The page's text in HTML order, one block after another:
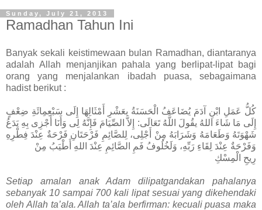
Sunday, July 21, 2013
Ramadhan Tahun Ini
Banyak sekali keistimewaan bulan Ramadhan, diantaranya
adalah Allah menjanjikan pahala yang berlipat-lipat bagi
orang yang menjalankan ibadah puasa, sebagaimana
hadist berikut :
كُلُّ عَمَلِ ابْنِ آدَمَ يُضَاعَفُ الْحَسَنَةُ بعَشْرِ أَمْثَالِهَا إِلَى سَبْعِمِائَةِ ضِعْفٍ
إِلَى مَا شَاءَ اللهُ يقُولَ اللَّهُ تَعَالَى: إِلاَّ الصِّيَامَ فَإِنَّهُ لِى وَأَنَا أَجْزِى بِهِ يَدَعُ
شَهْوَتَهُ وَطَعَامَهُ وَشَرَابَهُ مِنْ أَجْلِى، لِلصَّائِمِ فَرْحَتَانِ فَرْحَةٌ عِنْدَ فِطْرِهِ
وَفَرْحَةٌ عِنْدَ لِقَاءِ رَبِّهِ، وَلَخُلُوفُ فَمِ الصَّائِمِ عِنْدَ اللهِ أَطْيَبُ مِنْ
رِيحِ الْمِسْكِ
Setiap amalan anak Adam dilipatgandakan pahalanya
sebanyak 10 sampai 700 kali lipat sesuai yang dikehendaki
oleh Allah ta’ala. Allah ta’ala berfirman: kecuali puasa maka